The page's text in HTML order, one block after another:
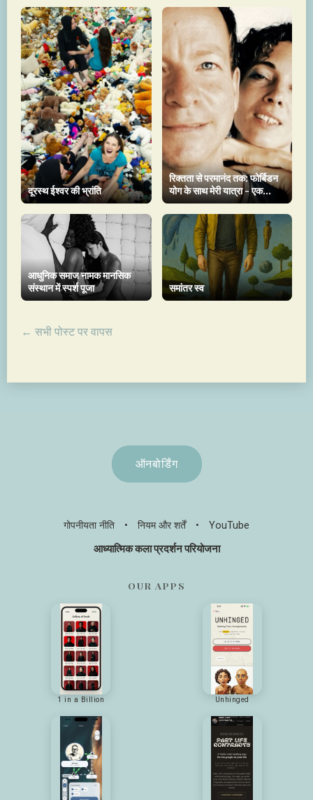
दूरस्थ ईश्वर की भ्रांति
रिक्तता से परमानंद तक: फोर्बिडन
योग के साथ मेरी यात्रा - एक
प्रशंसापत्र
आधुनिक समाज नामक मानसिक
संस्थान में स्पर्श पूजा
समांतर स्व
← सभी पोस्ट पर वापस
ऑनबोर्डिंग
गोपनीयता नीति • नियम और शर्तें • YouTube
आध्यात्मिक कला प्रदर्शन परियोजना
OUR APPS
1 in a Billion Unhinged